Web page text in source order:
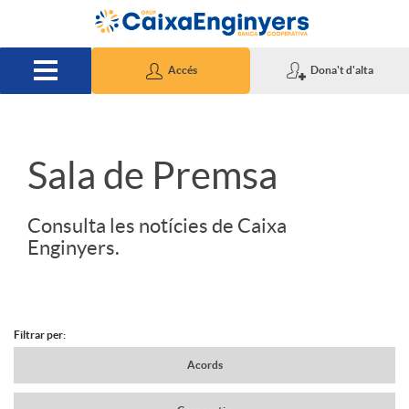
Salta al contingut principal
Accés Dona't d'alta
S
d
Sala de Premsa
Consulta les notícies de Caixa
Enginyers.
N
Filtrar per:
Acords